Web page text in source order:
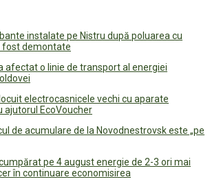
instalate pe Nistru după poluarea cu
fost demontate
afectat o linie de transport al energiei
electrocasnicele vechi cu aparate
ajutorul EcoVoucher
de acumulare de la Novodnestrovsk este „pe
pe 4 august energie de 2-3 ori mai
în continuare economisirea